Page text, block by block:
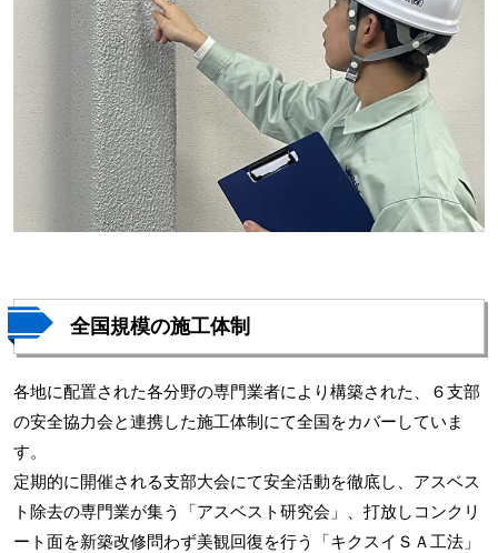
全国規模の施工体制
各地に配置された各分野の専門業者により構築された、６支部
の安全協力会と連携した施工体制にて全国をカバーしていま
す。
定期的に開催される支部大会にて安全活動を徹底し、アスベス
ト除去の専門業が集う「アスベスト研究会」、打放しコンクリ
ート面を新築改修問わず美観回復を行う「キクスイＳＡ工法」